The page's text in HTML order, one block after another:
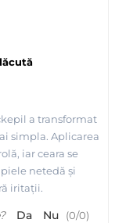
a transformat
simpla. Aplicarea
iar ceara se
netedă și
iritații.
Da Nu (0/0)